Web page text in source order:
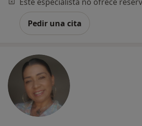
Pedir una cita